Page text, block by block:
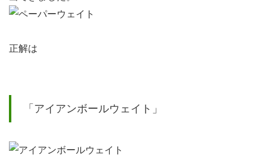
正解は
「アイアンボールウェイト」